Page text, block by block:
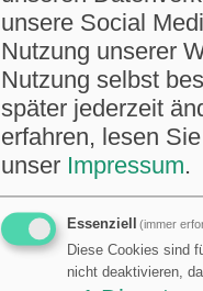
unsere Social
Nutzung unserer
Nutzung selbst
später jederzeit
erfahren, lesen
unser Impressum.
Essenziell (immer
Diese Cookies sind
nicht deaktivieren,